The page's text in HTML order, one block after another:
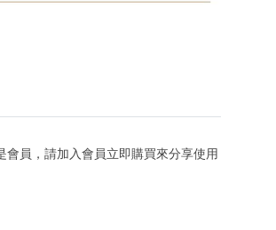
員，請加入會員立即購買來分享使用